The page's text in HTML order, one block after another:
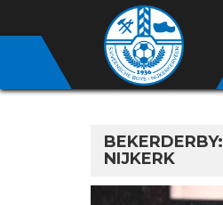
NIJKERK